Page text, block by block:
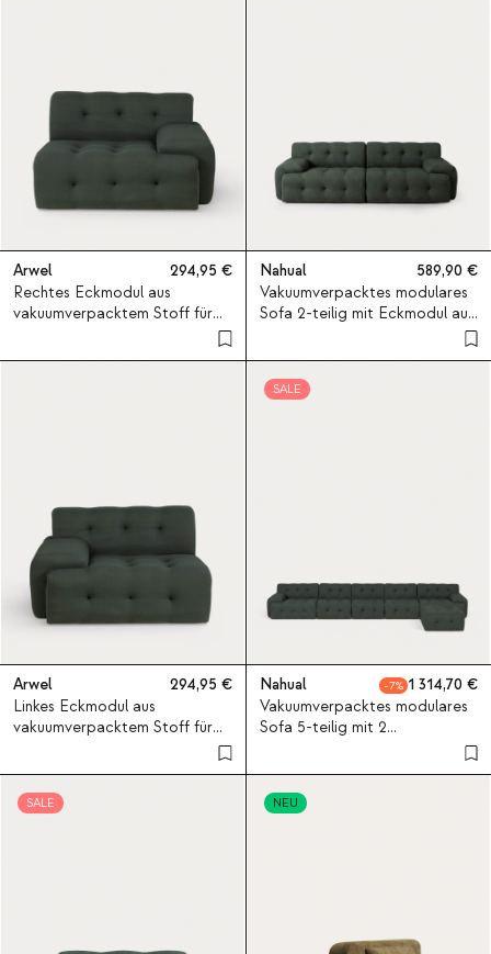
Arwel
294,95
Rechtes Eckmodul aus
vakuumverpacktem Stoff für
Nahual
589,90
Vakuumverpacktes modulares
Sofa 2-teilig mit Eckmodul aus
Arwel
294,95
Linkes Eckmodul aus
vakuumverpacktem Stoff für
SALE
Nahual 7
1 314,70
Vakuumverpacktes modulares
Sofa 5-teilig mit 2
Eckmodulen, 3 Mittelmodulen
und Pouf-Modul aus Stoff
Nahual
SALE NEU